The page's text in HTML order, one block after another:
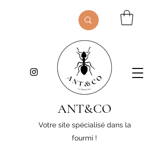
ANT&CO
Votre site spécialisé dans la
fourmi !